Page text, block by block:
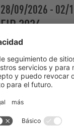
28/09/2026-02/
FIB 2026
Centro
Bogotá, Colombia
A LA PÁGINA WEB